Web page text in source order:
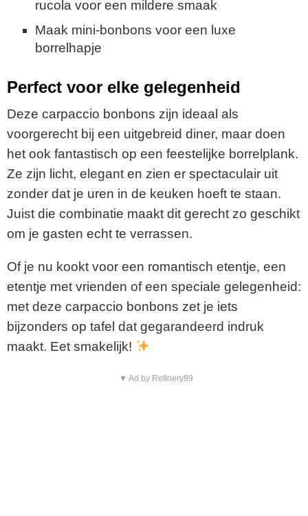
rucola voor een mildere smaak
Maak mini-bonbons voor een luxe
borrelhapje
Perfect voor elke gelegenheid
Deze carpaccio bonbons zijn ideaal als
voorgerecht bij een uitgebreid diner, maar doen
het ook fantastisch op een feestelijke borrelplank.
Ze zijn licht, elegant en zien er spectaculair uit
zonder dat je uren in de keuken hoeft te staan.
Juist die combinatie maakt dit gerecht zo geschikt
om je gasten echt te verrassen.
Of je nu kookt voor een romantisch etentje, een
etentje met vrienden of een speciale gelegenheid:
met deze carpaccio bonbons zet je iets
bijzonders op tafel dat gegarandeerd indruk
maakt. Eet smakelijk!
▼ Ad by Refinery89